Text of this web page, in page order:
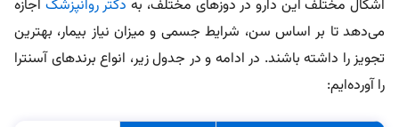
اشکال مختلف این دارو در دوزهای مختلف، به دکتر روانپزشک اجازه
می‌دهد تا بر اساس سن، شرایط جسمی و میزان نیاز بیمار، بهترین
تجویز را داشته باشند. در ادامه و در جدول زیر، انواع برندهای آسنترا
را آورده‌ایم: